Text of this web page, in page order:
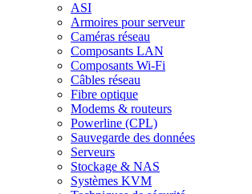
ASI
Armoires pour serveur
Caméras réseau
Composants LAN
Composants Wi-Fi
Câbles réseau
Fibre optique
Modems & routeurs
Powerline (CPL)
Sauvegarde des données
Serveurs
Stockage & NAS
Systèmes KVM